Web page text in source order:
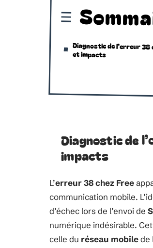
Diagnostic de l’erreur
et impacts
Diagnostic de
impacts
L’erreur 38 chez Free
communication mobile.
d’échec lors de l’envoi de
numérique indésirable.
celle du réseau mobilede